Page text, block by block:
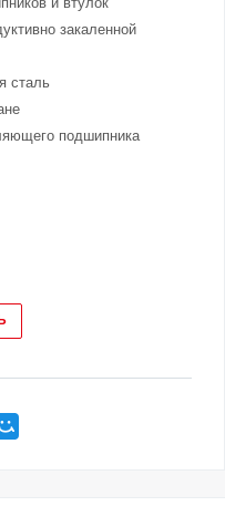
закаленной
сталь
подшипника